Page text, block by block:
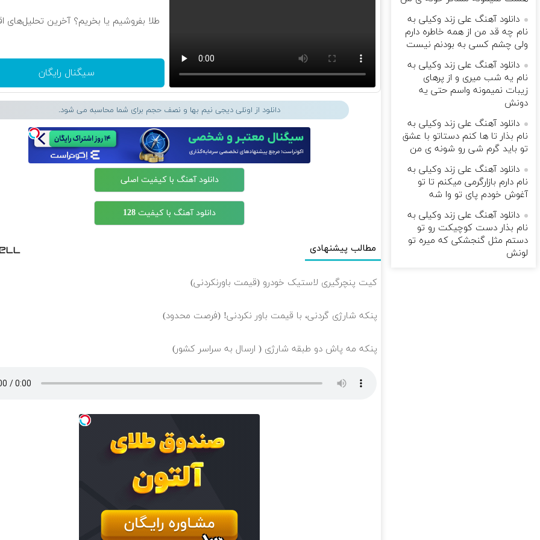
طلا بفروشیم یا بخریم؟ آخرین تحلیل‌های
سیگنال رایگان
دانلود از اونلی دیجی نیم بها و نصف حجم برای شما محاسبه می شود.
دانلود آهنگ با کیفیت اصلی
دانلود آهنگ با کیفیت 128
مطالب پیشنهادی
کیت پنچرگیری لاستیک خودرو (قیمت باورنکردنی)
پنکه شارژی گردنی، با قیمت باور نکردنی! (فرصت محدود)
پنکه مه پاش دو طبقه شارژی ( ارسال به سراسر کشور)
دانلود آهنگ علی زند وکیلی به
نام چه قد من از همه خاطره دارم
ولی چشم كسی به بودنم نیست
دانلود آهنگ علی زند وکیلی به
نام یه شب میرى و از پرهای
زيبات نمیمونه واسم حتی یه
دونش
دانلود آهنگ علی زند وکیلی به
نام بذار تا ها كنم دستاتو با عشق
تو باید گرم شی رو شونه ى من
دانلود آهنگ علی زند وکیلی به
نام دارم بازارگرمی میكنم تا تو
آغوش خودم پای تو وا شه
دانلود آهنگ علی زند وکیلی به
نام بذار دست كوچیكت رو تو
دستم مثل گنجشكی كه میره تو
لونش